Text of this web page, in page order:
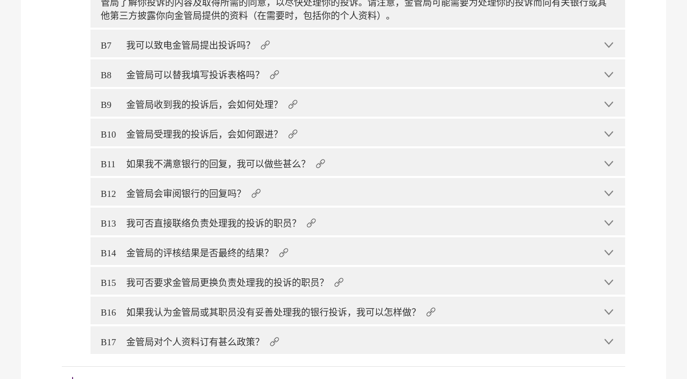
管局了解你投诉的内容及取得所需的同意，以尽快处理你的投诉。请注意，金管局可能需要为处理你的投诉而向有关银行或其
他第三方披露你向金管局提供的资料（在需要时，包括你的个人资料）。
B7 我可以致电金管局提出投诉吗？
B8 金管局可以替我填写投诉表格吗？
B9 金管局收到我的投诉后，会如何处理？
B10 金管局受理我的投诉后，会如何跟进？
B11 如果我不满意银行的回复，我可以做些甚么？
B12 金管局会审阅银行的回复吗？
B13 我可否直接联络负责处理我的投诉的职员？
B14 金管局的评核结果是否最终的结果？
B15 我可否要求金管局更换负责处理我的投诉的职员？
B16 如果我认为金管局或其职员没有妥善处理我的银行投诉，我可以怎样做？
B17 金管局对个人资料订有甚么政策？